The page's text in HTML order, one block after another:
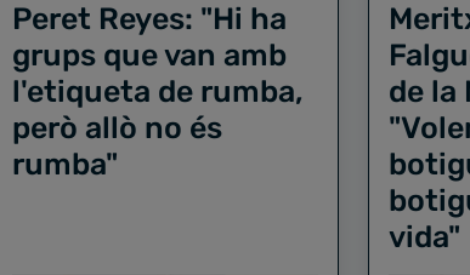
Peret Reyes: "Hi ha
grups que van amb
l'etiqueta de rumba,
però allò no és
rumba"
de la
vida"